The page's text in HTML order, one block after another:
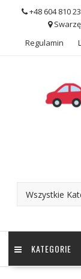
+48 604 810
Regulamin
KATEGORIE